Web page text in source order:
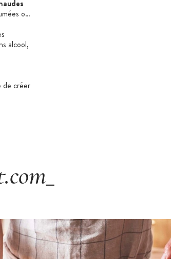
ou
alcool,
de créer